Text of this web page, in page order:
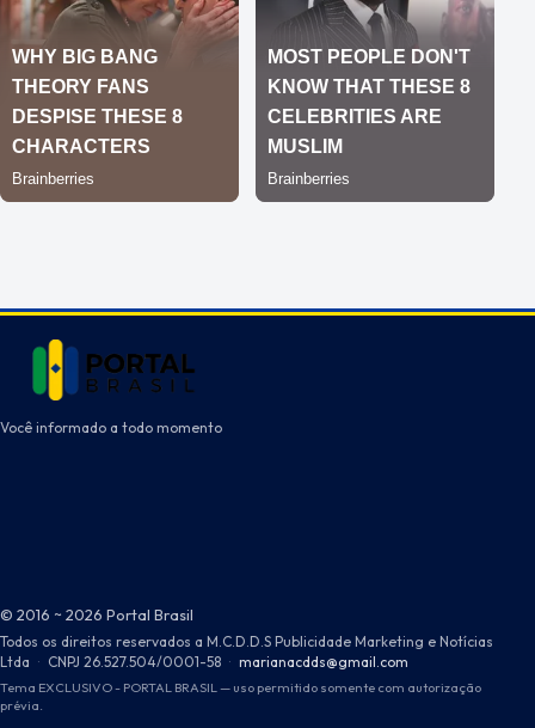
Você informado a todo momento
© 2016 ~ 2026 Portal Brasil
Todos os direitos reservados a M.C.D.D.S Publicidade Marketing e Notícias
Ltda · CNPJ 26.527.504/0001-58 · marianacdds@gmail.com
Tema EXCLUSIVO - PORTAL BRASIL — uso permitido somente com autorização
prévia.